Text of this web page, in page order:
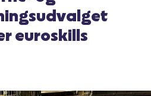
euroskills